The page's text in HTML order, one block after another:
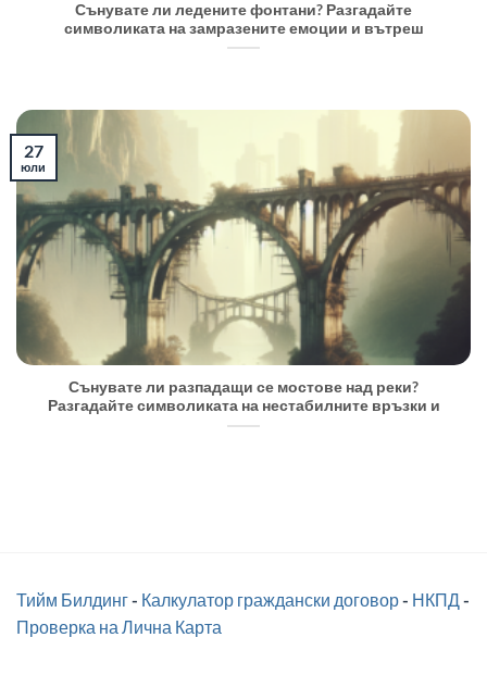
Сънувате ли ледените фонтани? Разгадайте
символиката на замразените емоции и вътреш
Сънувате ли разпадащи се мостове над реки?
Разгадайте символиката на нестабилните връзки и
27
юли
Тийм Билдинг- Калкулатор граждански договор- НКПД-
Проверка на Лична Карта